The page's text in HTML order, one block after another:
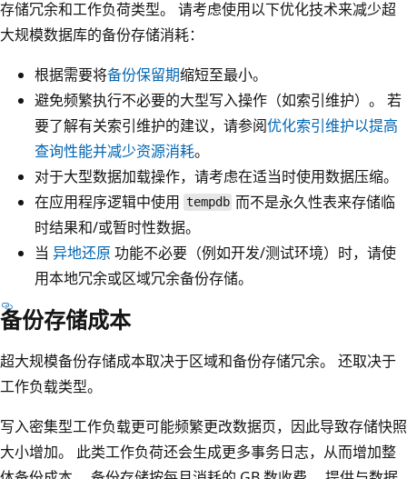
存储冗余和工作负荷类型。 请考虑使用以下优化技术来减少超
大规模数据库的备份存储消耗：
根据需要将备份保留期缩短至最小。
避免频繁执行不必要的大型写入操作（如索引维护）。 若
要了解有关索引维护的建议，请参阅优化索引维护以提高
查询性能并减少资源消耗。
对于大型数据加载操作，请考虑在适当时使用数据压缩。
在应用程序逻辑中使用 tempdb 而不是永久性表来存储临
时结果和/或暂时性数据。
当 异地还原 功能不必要（例如开发/测试环境）时，请使
用本地冗余或区域冗余备份存储。
备份存储成本
超大规模备份存储成本取决于区域和备份存储冗余。 还取决于
工作负载类型。
写入密集型工作负载更可能频繁更改数据页，因此导致存储快照
大小增加。 此类工作负荷还会生成更多事务日志，从而增加整